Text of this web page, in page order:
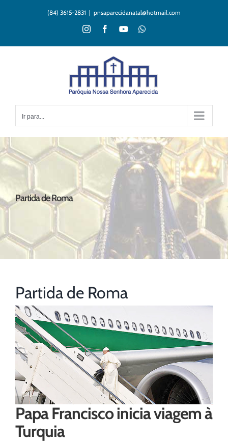
(84) 3615-2831 | pnsaparecidanatal@hotmail.com
InstagramFacebookYouTubeWhatsApp
Ir para...
Partida de Roma
Partida de Roma
Papa Francisco inicia viagem à
Turquia